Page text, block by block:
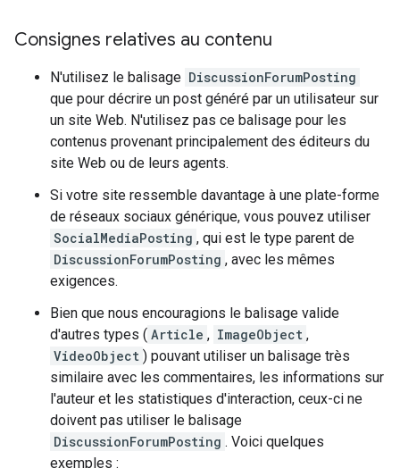
Consignes relatives au contenu
N'utilisez le balisage DiscussionForumPosting
que pour décrire un post généré par un utilisateur sur
un site Web. N'utilisez pas ce balisage pour les
contenus provenant principalement des éditeurs du
site Web ou de leurs agents.
Si votre site ressemble davantage à une plate-forme
de réseaux sociaux générique, vous pouvez utiliser
SocialMediaPosting , qui est le type parent de
DiscussionForumPosting , avec les mêmes
exigences.
Bien que nous encouragions le balisage valide
d'autres types ( Article , ImageObject ,
VideoObject ) pouvant utiliser un balisage très
similaire avec les commentaires, les informations sur
l'auteur et les statistiques d'interaction, ceux-ci ne
doivent pas utiliser le balisage
DiscussionForumPosting . Voici quelques
exemples :